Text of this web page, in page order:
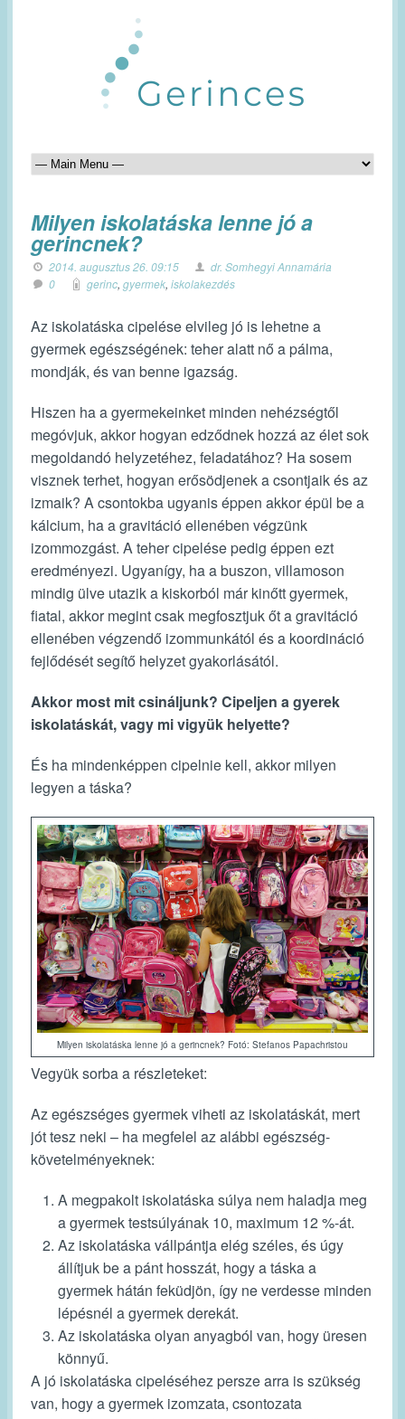
Milyen iskolatáska lenne jó a
gerincnek?
2014. augusztus 26. 09:15
dr. Somhegyi Annamária
0
gerinc, gyermek, iskolakezdés
Az iskolatáska cipelése elvileg jó is lehetne a
gyermek egészségének: teher alatt nő a pálma,
mondják, és van benne igazság.
Hiszen ha a gyermekeinket minden nehézségtől
megóvjuk, akkor hogyan edződnek hozzá az élet sok
megoldandó helyzetéhez, feladatához? Ha sosem
visznek terhet, hogyan erősödjenek a csontjaik és az
izmaik? A csontokba ugyanis éppen akkor épül be a
kálcium, ha a gravitáció ellenében végzünk
izommozgást. A teher cipelése pedig éppen ezt
eredményezi. Ugyanígy, ha a buszon, villamoson
mindig ülve utazik a kiskorból már kinőtt gyermek,
fiatal, akkor megint csak megfosztjuk őt a gravitáció
ellenében végzendő izommunkától és a koordináció
fejlődését segítő helyzet gyakorlásától.
Akkor most mit csináljunk? Cipeljen a gyerek
iskolatáskát, vagy mi vigyük helyette?
És ha mindenképpen cipelnie kell, akkor milyen
legyen a táska?
Milyen iskolatáska lenne jó a gerincnek? Fotó: Stefanos Papachristou
Vegyük sorba a részleteket:
Az egészséges gyermek viheti az iskolatáskát, mert
jót tesz neki – ha megfelel az alábbi egészség-
követelményeknek:
A megpakolt iskolatáska súlya nem haladja meg
a gyermek testsúlyának 10, maximum 12 %-át.
Az iskolatáska vállpántja elég széles, és úgy
állítjuk be a pánt hosszát, hogy a táska a
gyermek hátán feküdjön, így ne verdesse minden
lépésnél a gyermek derekát.
Az iskolatáska olyan anyagból van, hogy üresen
könnyű.
A jó iskolatáska cipeléséhez persze arra is szükség
van, hogy a gyermek izomzata, csontozata